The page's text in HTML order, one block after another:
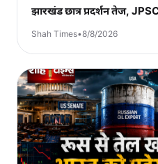
झारखंड छात्र प्रदर्शन तेज,
Shah Times•8/8/2026